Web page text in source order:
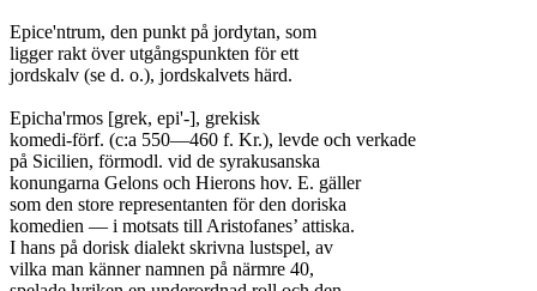
Epice'ntrum, den punkt på jordytan, som
ligger rakt över utgångspunkten för ett
jordskalv (se d. o.), jordskalvets härd.
Epicha'rmos [grek, epi'-], grekisk
komedi-förf. (c:a 550—460 f. Kr.), levde och verkade
på Sicilien, förmodl. vid de syrakusanska
konungarna Gelons och Hierons hov. E. gäller
som den store representanten för den doriska
komedien — i motsats till Aristofanes’ attiska.
I hans på dorisk dialekt skrivna lustspel, av
vilka man känner namnen på närmre 40,